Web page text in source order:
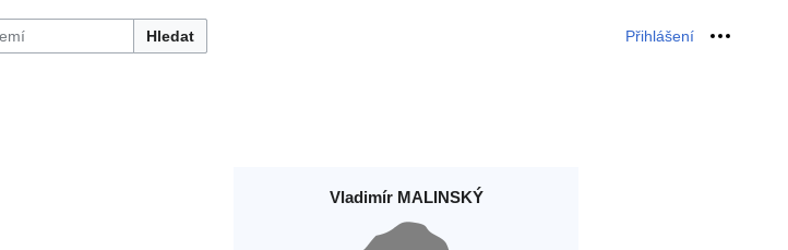
Hledat Přihlášení Osobní
Vladimír MALINSKÝ